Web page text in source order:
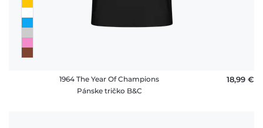
1964 The Year Of Champions
Pánske tričko B&C
18,99 €